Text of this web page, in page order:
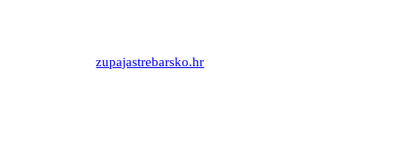
Izvor:zupajastrebarsko.hr